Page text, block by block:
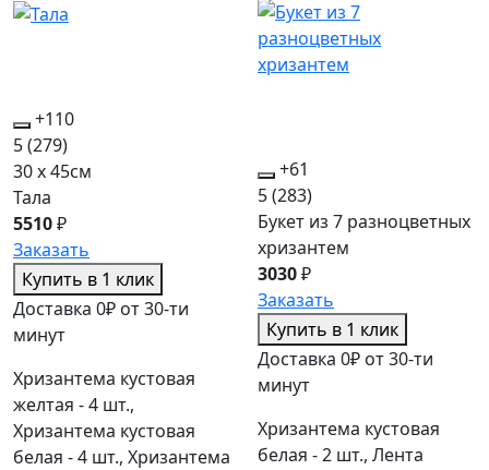
+110
5(279)
30 x 45см
Тала
5510₽
Заказать
Купить в 1 клик
Доставка 0₽ от 30-ти
минут
Хризантема кустовая
желтая - 4 шт.,
Хризантема кустовая
белая - 4 шт., Хризантема
+61
5(283)
Букет из 7 разноцветных
хризантем
3030₽
Заказать
Купить в 1 клик
Доставка 0₽ от 30-ти
минут
Хризантема кустовая
белая - 2 шт., Лента